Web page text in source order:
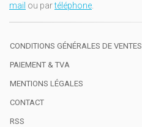
mail ou partéléphone.
CONDITIONS GÉNÉRALES DE VENTES
PAIEMENT & TVA
MENTIONS LÉGALES
CONTACT
RSS